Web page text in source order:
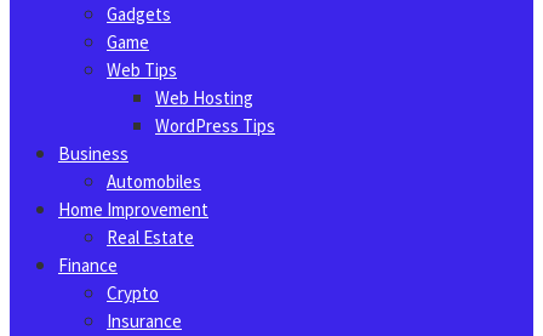
Gadgets
Game
Web Tips
Web Hosting
WordPress Tips
Business
Automobiles
Home Improvement
Real Estate
Finance
Crypto
Insurance